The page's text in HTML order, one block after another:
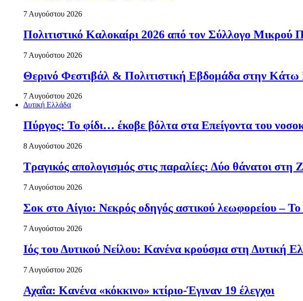
7 Αυγούστου 2026
Πολιτιστικό Καλοκαίρι 2026 από τον Σύλλογο Μικρού
7 Αυγούστου 2026
Θερινό Φεστιβάλ & Πολιτιστική Εβδομάδα στην
7 Αυγούστου 2026
Δυτική Ελλάδα
Πύργος: Το φίδι… έκοβε βόλτα στα Επείγοντα του
8 Αυγούστου 2026
Τραγικός απολογισμός στις παραλίες: Δύο θάνατοι στη
7 Αυγούστου 2026
Σοκ στο Αίγιο: Νεκρός οδηγός αστικού λεωφορείου –
7 Αυγούστου 2026
Ιός του Δυτικού Νείλου: Κανένα κρούσμα στη Δυτική
7 Αυγούστου 2026
Αχαΐα: Κανένα «κόκκινο» κτίριο-Έγιναν 19 έλεγχοι